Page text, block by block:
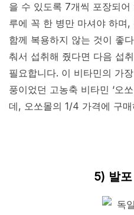
을 수 있도록 7개씩 포장되
루에 꼭 한 병만 마셔야 하며
함께 복용하지 않는 것이 좋
춰서 섭취해 줬다면 다음 섭
필요합니다. 이 비타민의 가
풍이었던 고농축 비타민 ‘오
데, 오쏘몰의 1/4 가격에 구
5) 발